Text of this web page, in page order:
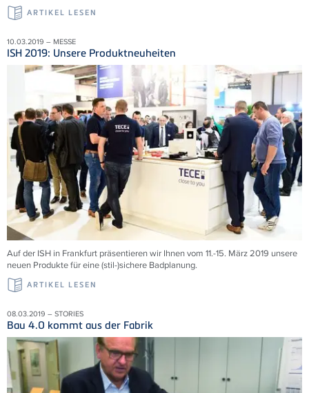
ARTIKEL LESEN
10.03.2019 – MESSE
ISH 2019: Unsere Produktneuheiten
Auf der ISH in Frankfurt präsentieren wir Ihnen vom 11.-15. März 2019 unsere
neuen Produkte für eine (stil-)sichere Badplanung.
ARTIKEL LESEN
08.03.2019 – STORIES
Bau 4.0 kommt aus der Fabrik